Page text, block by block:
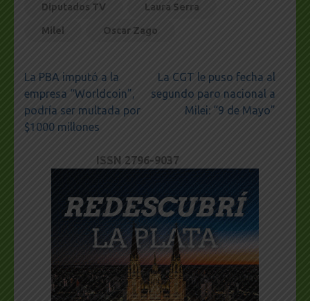
Diputados TV Laura Serra
Milei Oscar Zago
Navegación
de
entradas
La PBA imputó a la
empresa “Worldcoin”,
podría ser multada por
$1000 millones
La CGT le puso fecha al
segundo paro nacional a
Milei: “9 de Mayo”
ISSN 2796-9037